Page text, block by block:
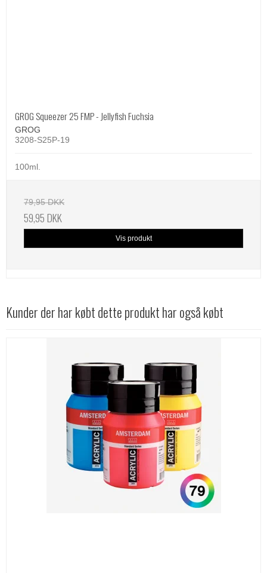
GROG Squeezer 25 FMP - Jellyfish Fuchsia
GROG
3208-S25P-19
100ml.
79,95 DKK
59,95 DKK
Vis produkt
Kunder der har købt dette produkt har også købt